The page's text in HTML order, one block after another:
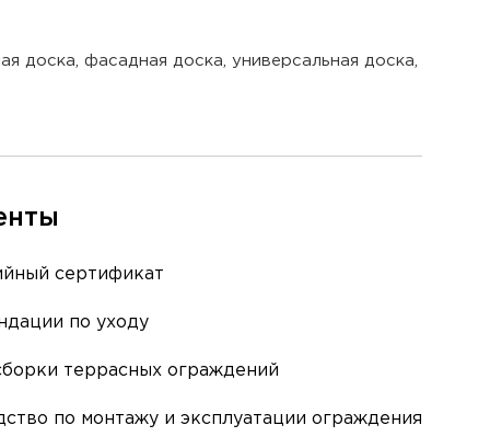
доска, фасадная доска, универсальная доска,
сертификат
по уходу
террасных ограждений
по монтажу и эксплуатации ограждения